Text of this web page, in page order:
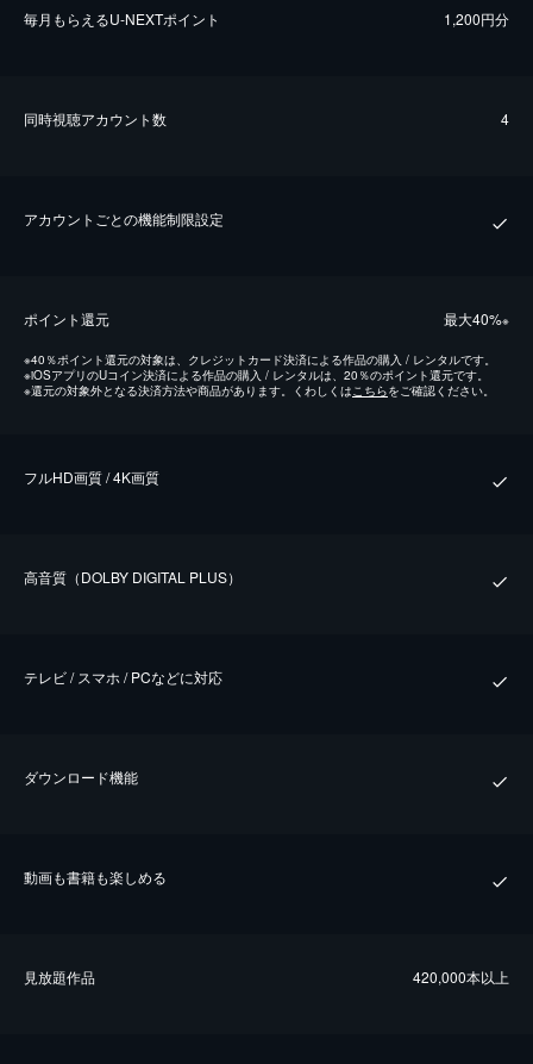
毎⽉もらえるU-NEXTポイント 1,200円分
同時視聴アカウント数 4
アカウントごとの機能制限設定
ポイント還元 最⼤40%※
※40％ポイント還元の対象は、クレジットカード決済による作品の購入 / レンタルです。
※iOSアプリのUコイン決済による作品の購入 / レンタルは、20％のポイント還元です。
※還元の対象外となる決済方法や商品があります。くわしくはこちらをご確認ください。
フルHD画質 / 4K画質
⾼⾳質（DOLBY DIGITAL PLUS）
テレビ / スマホ / PCなどに対応
ダウンロード機能
動画も書籍も楽しめる
⾒放題作品 420,000本以上